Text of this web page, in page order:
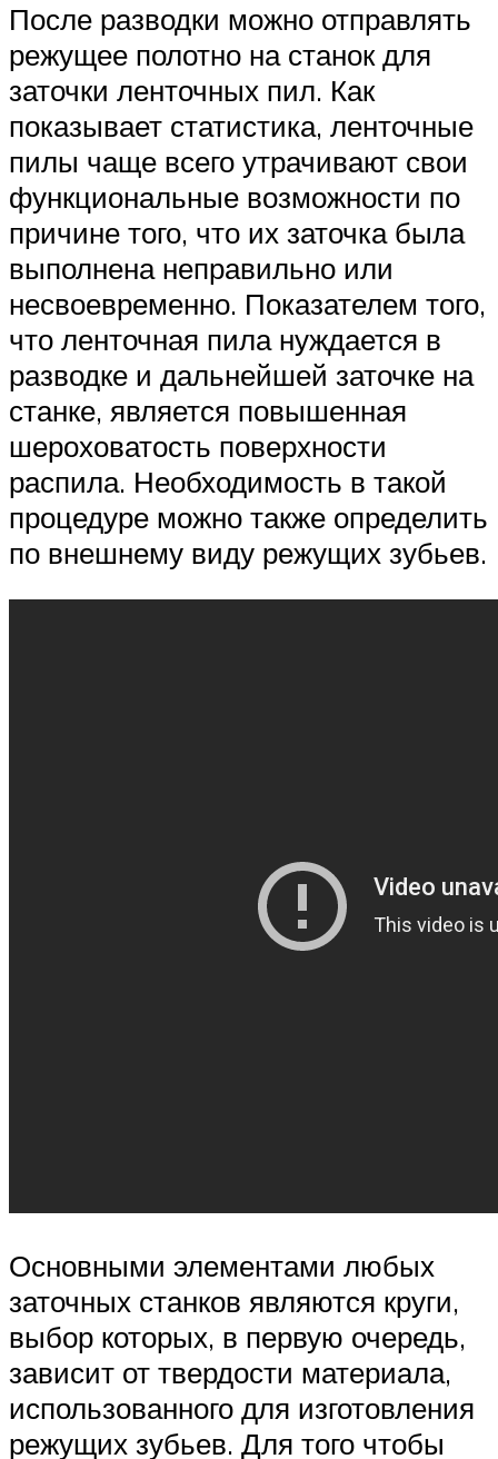
После разводки можно отправлять
режущее полотно на станок для
заточки ленточных пил. Как
показывает статистика, ленточные
пилы чаще всего утрачивают свои
функциональные возможности по
причине того, что их заточка была
выполнена неправильно или
несвоевременно. Показателем того,
что ленточная пила нуждается в
разводке и дальнейшей заточке на
станке, является повышенная
шероховатость поверхности
распила. Необходимость в такой
процедуре можно также определить
по внешнему виду режущих зубьев.
Основными элементами любых
заточных станков являются круги,
выбор которых, в первую очередь,
зависит от твердости материала,
использованного для изготовления
режущих зубьев. Для того чтобы